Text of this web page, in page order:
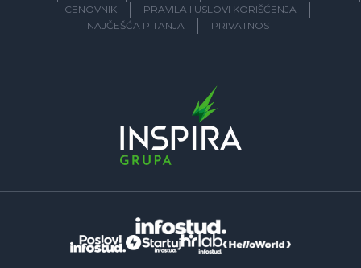
CENOVNIK
PRAVILA I USLOVI KORIŠĆENJA
NAJČEŠĆA PITANJA
PRIVATNOST